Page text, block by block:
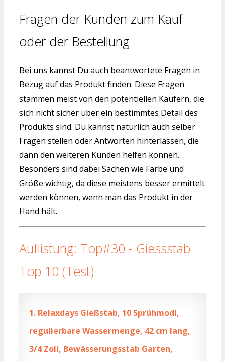
Fragen der Kunden zum Kauf
oder der Bestellung
Bei uns kannst Du auch beantwortete Fragen in
Bezug auf das Produkt finden. Diese Fragen
stammen meist von den potentiellen Käufern, die
sich nicht sicher über ein bestimmtes Detail des
Produkts sind. Du kannst natürlich auch selber
Fragen stellen oder Antworten hinterlassen, die
dann den weiteren Kunden helfen können.
Besonders sind dabei Sachen wie Farbe und
Größe wichtig, da diese meistens besser ermittelt
werden können, wenn man das Produkt in der
Hand hält.
Auflistung: Top#30 - Giessstab
Top 10 (Test)
1. Relaxdays Gießstab, 10 Sprühmodi,
regulierbare Wassermenge, 42 cm lang,
3/4 Zoll, Bewässerungsstab Garten,